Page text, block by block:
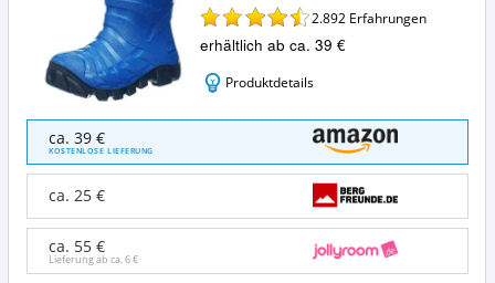
2.892 Erfahrungen
erhältlich ab ca. 39 €
Produktdetails
Viking
Ultra
2.0
Unisex-
Kinder
Warm
gefütterte
Gummistiefel
ca. 39 €
KOSTENLOSE LIEFERUNG
ca. 25 €
ca. 55 €
Lieferung ab ca.6 €